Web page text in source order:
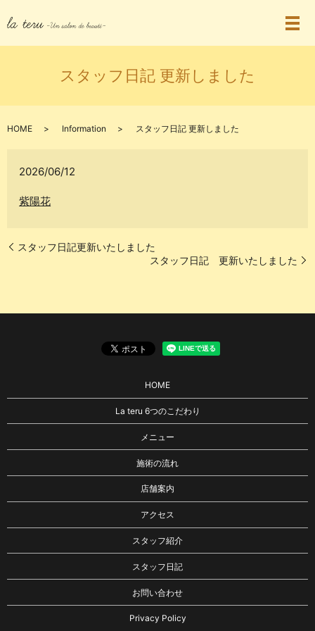
スタッフ日記 更新しました
HOME Information スタッフ日記 更新しました
2026/06/12
紫陽花
スタッフ日記更新いたしました
スタッフ日記 更新いたしました
HOME
La teru 6つのこだわり
メニュー
施術の流れ
店舗案内
アクセス
スタッフ紹介
スタッフ日記
お問い合わせ
Privacy Policy